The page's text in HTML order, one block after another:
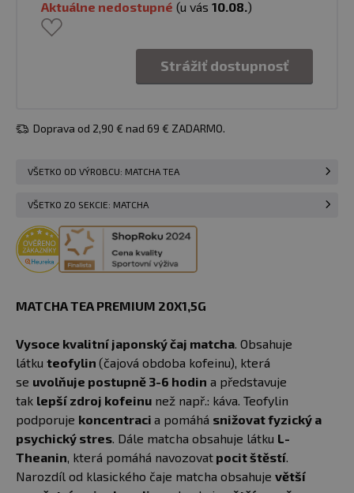
Aktuálne nedostupné (u vás 10.08.)
Strážiť dostupnosť
Doprava od 2,90 € nad 69 € ZADARMO.
VŠETKO OD VÝROBCU: MATCHA TEA
VŠETKO ZO SEKCIE: MATCHA
MATCHA TEA PREMIUM 20X1,5G
Vysoce kvalitní japonský čaj matcha. Obsahuje
látku teofylin (čajová obdoba kofeinu), která
se uvolňuje postupně 3-6 hodin a představuje
tak lepší zdroj kofeinu než např.: káva. Teofylin
podporuje koncentraci a pomáhá snižovat fyzický a
psychický stres. Dále matcha obsahuje látku L-
Theanin, která pomáhá navozovat pocit štěstí.
Narozdíl od klasického čaje matcha obsahuje větší